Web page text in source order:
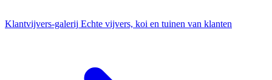
Klantvijvers-galerij Echte vijvers, koi en tuinen van klanten